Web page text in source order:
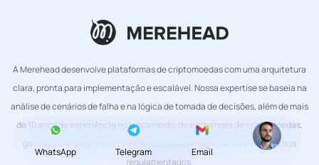
A Merehead desenvolve plataformas de criptomoedas com uma arquitetura
clara, pronta para implementação e escalável. Nossa expertise se baseia na
análise de cenários de falha e na lógica de tomada de decisões, além de mais
de 10 anos de experiência no lançamento de exchanges de criptomoedas,
gateways de pagamento e infraestrutura de negociação em mercados
regulamentados.
WhatsApp Telegram Email